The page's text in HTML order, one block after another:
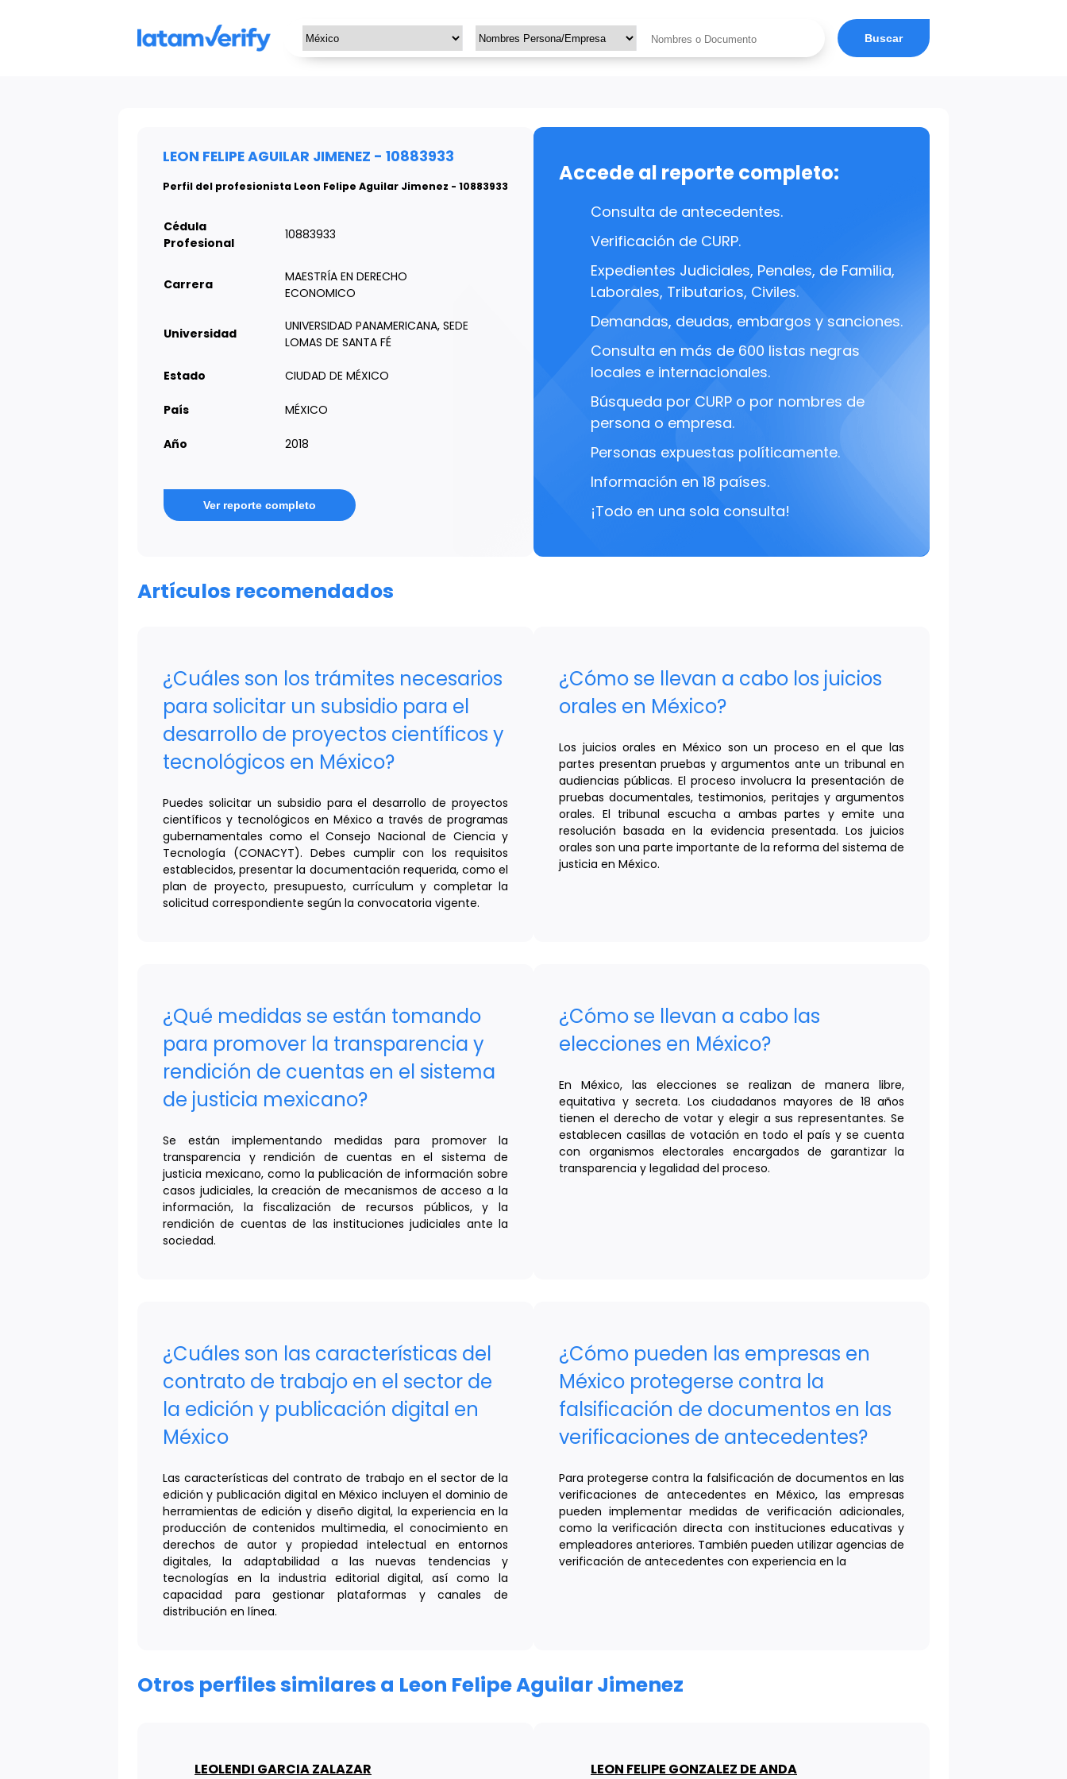
Buscar
LEON FELIPE AGUILAR JIMENEZ - 10883933
Perfil del profesionista Leon Felipe Aguilar Jimenez - 10883933
Cédula
Profesional
10883933
Carrera
MAESTRÍA EN DERECHO
ECONOMICO
Universidad
UNIVERSIDAD PANAMERICANA, SEDE
LOMAS DE SANTA FÉ
Estado CIUDAD DE MÉXICO
País MÉXICO
Año 2018
Ver reporte completo
Accede al reporte completo:
Consulta de antecedentes.
Verificación de CURP.
Expedientes Judiciales, Penales, de Familia,
Laborales, Tributarios, Civiles.
Demandas, deudas, embargos y sanciones.
Consulta en más de 600 listas negras
locales e internacionales.
Búsqueda por CURP o por nombres de
persona o empresa.
Personas expuestas políticamente.
Información en 18 países.
¡Todo en una sola consulta!
Artículos recomendados
¿Cuáles son los trámites necesarios
para solicitar un subsidio para el
desarrollo de proyectos científicos y
tecnológicos en México?
Puedes solicitar un subsidio para el desarrollo de proyectos
científicos y tecnológicos en México a través de programas
gubernamentales como el Consejo Nacional de Ciencia y
Tecnología (CONACYT). Debes cumplir con los requisitos
establecidos, presentar la documentación requerida, como el
plan de proyecto, presupuesto, currículum y completar la
solicitud correspondiente según la convocatoria vigente.
¿Cómo se llevan a cabo los juicios
orales en México?
Los juicios orales en México son un proceso en el que las
partes presentan pruebas y argumentos ante un tribunal en
audiencias públicas. El proceso involucra la presentación de
pruebas documentales, testimonios, peritajes y argumentos
orales. El tribunal escucha a ambas partes y emite una
resolución basada en la evidencia presentada. Los juicios
orales son una parte importante de la reforma del sistema de
justicia en México.
¿Qué medidas se están tomando
para promover la transparencia y
rendición de cuentas en el sistema
de justicia mexicano?
Se están implementando medidas para promover la
transparencia y rendición de cuentas en el sistema de
justicia mexicano, como la publicación de información sobre
casos judiciales, la creación de mecanismos de acceso a la
información, la fiscalización de recursos públicos, y la
rendición de cuentas de las instituciones judiciales ante la
sociedad.
¿Cómo se llevan a cabo las
elecciones en México?
En México, las elecciones se realizan de manera libre,
equitativa y secreta. Los ciudadanos mayores de 18 años
tienen el derecho de votar y elegir a sus representantes. Se
establecen casillas de votación en todo el país y se cuenta
con organismos electorales encargados de garantizar la
transparencia y legalidad del proceso.
¿Cuáles son las características del
contrato de trabajo en el sector de
la edición y publicación digital en
México
Las características del contrato de trabajo en el sector de la
edición y publicación digital en México incluyen el dominio de
herramientas de edición y diseño digital, la experiencia en la
producción de contenidos multimedia, el conocimiento en
derechos de autor y propiedad intelectual en entornos
digitales, la adaptabilidad a las nuevas tendencias y
tecnologías en la industria editorial digital, así como la
capacidad para gestionar plataformas y canales de
distribución en línea.
¿Cómo pueden las empresas en
México protegerse contra la
falsificación de documentos en las
verificaciones de antecedentes?
Para protegerse contra la falsificación de documentos en las
verificaciones de antecedentes en México, las empresas
pueden implementar medidas de verificación adicionales,
como la verificación directa con instituciones educativas y
empleadores anteriores. También pueden utilizar agencias de
verificación de antecedentes con experiencia en la
Otros perfiles similares a Leon Felipe Aguilar Jimenez
LEOLENDI GARCIA ZALAZAR LEON FELIPE GONZALEZ DE ANDA